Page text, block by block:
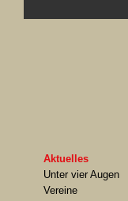
Aktuelles
Unter vier Augen
Vereine